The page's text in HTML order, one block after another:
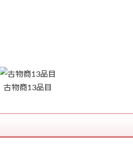
古物商13品目